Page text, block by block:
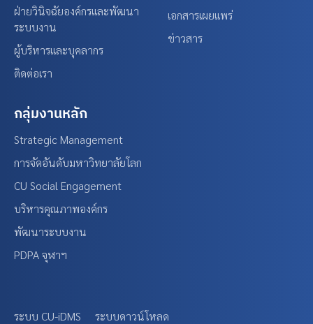
ฝ่ายวินิจฉัยองค์กรและพัฒนา
ระบบงาน
ผู้บริหารและบุคลากร
ติดต่อเรา
เอกสารเผยแพร่
ข่าวสาร
กลุ่มงานหลัก
Strategic Management
การจัดอันดับมหาวิทยาลัยโลก
CU Social Engagement
บริหารคุณภาพองค์กร
พัฒนาระบบงาน
PDPA จุฬาฯ
ระบบ CU-iDMS ระบบดาวน์โหลด